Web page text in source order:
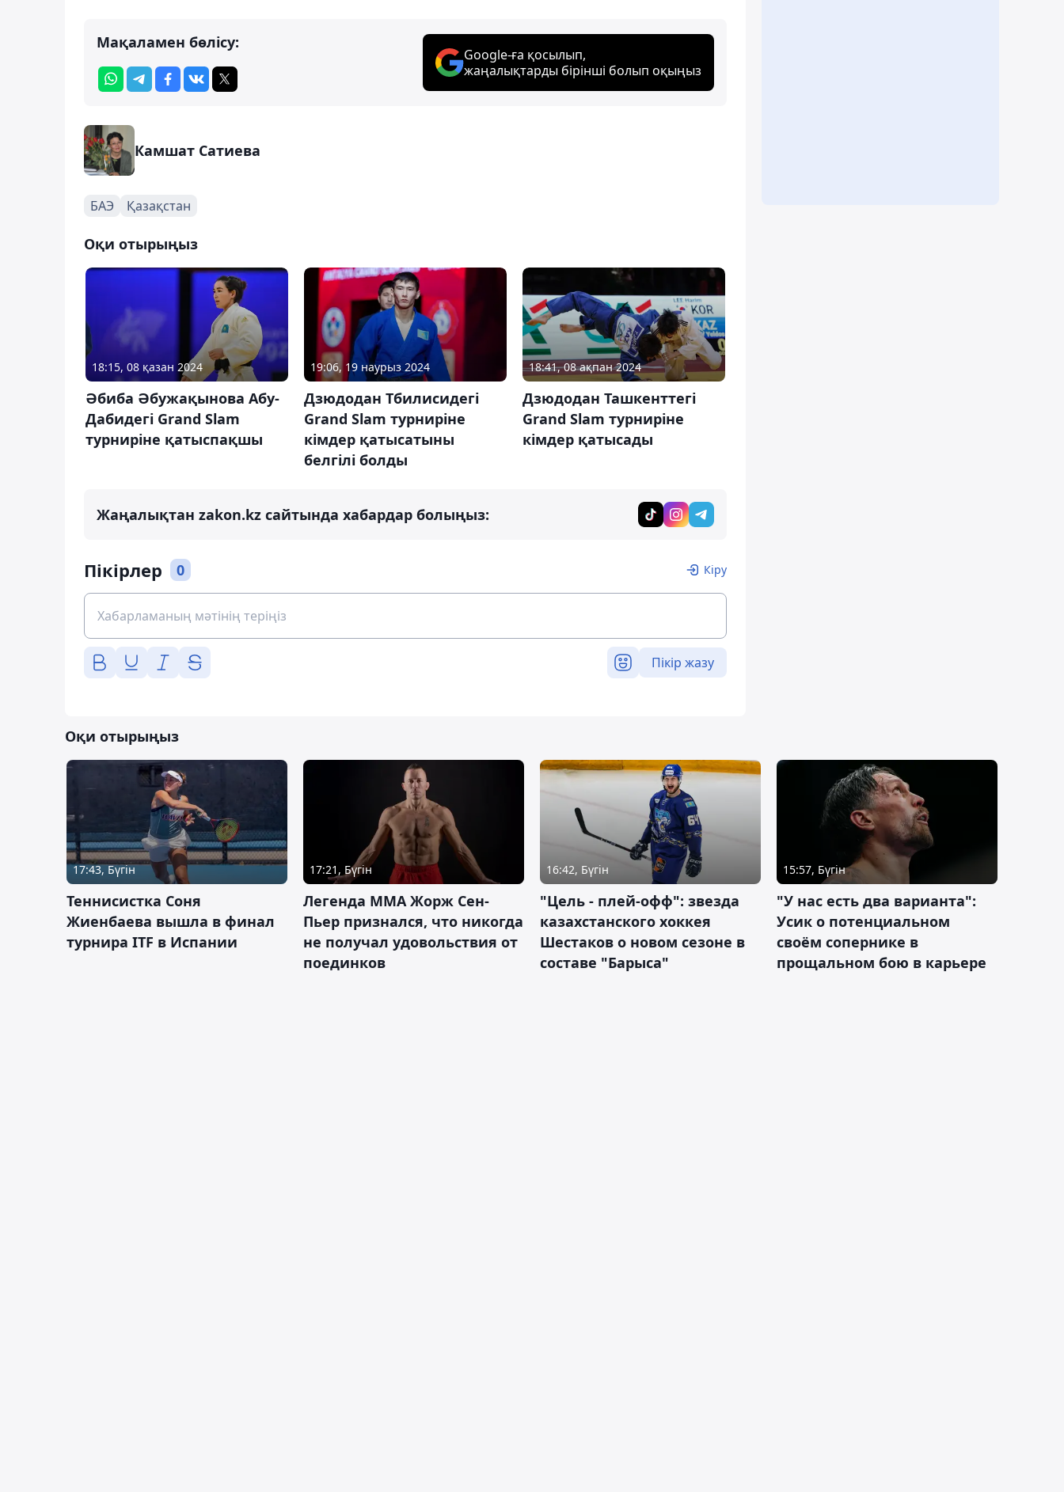
Мақаламен бөлісу:
Google-ға қосылып,
жаңалықтарды бірінші болып оқыңыз
Камшат Сатиева
БАЭ Қазақстан
Оқи отырыңыз
18:15, 08 қазан 2024
Әбиба Әбужақынова Абу-
Дабидегі Grand Slam
турниріне қатыспақшы
19:06, 19 наурыз 2024
Дзюдодан Тбилисидегі
Grand Slam турниріне
кімдер қатысатыны
белгілі болды
18:41, 08 ақпан 2024
Дзюдодан Ташкенттегі
Grand Slam турниріне
кімдер қатысады
Жаңалықтан zakon.kz сайтында хабардар болыңыз:
Пікірлер 0 Кіру
Пікір жазу
Оқи отырыңыз
17:43, Бүгін
Теннисистка Соня
Жиенбаева вышла в финал
турнира ITF в Испании
17:21, Бүгін
Легенда ММА Жорж Сен-
Пьер признался, что никогда
не получал удовольствия от
поединков
16:42, Бүгін
"Цель - плей-офф": звезда
казахстанского хоккея
Шестаков о новом сезоне в
составе "Барыса"
15:57, Бүгін
"У нас есть два варианта":
Усик о потенциальном
своём сопернике в
прощальном бою в карьере